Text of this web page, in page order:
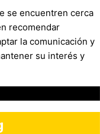
se encuentren cerca
recomendar
la comunicación y
su interés y